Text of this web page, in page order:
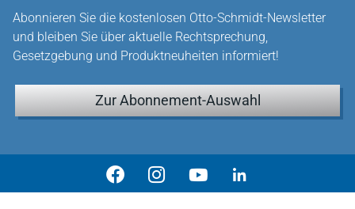
Abonnieren Sie die kostenlosen Otto-Schmidt-Newsletter
und bleiben Sie über aktuelle Rechtsprechung,
Gesetzgebung und Produktneuheiten informiert!
Zur Abonnement-Auswahl